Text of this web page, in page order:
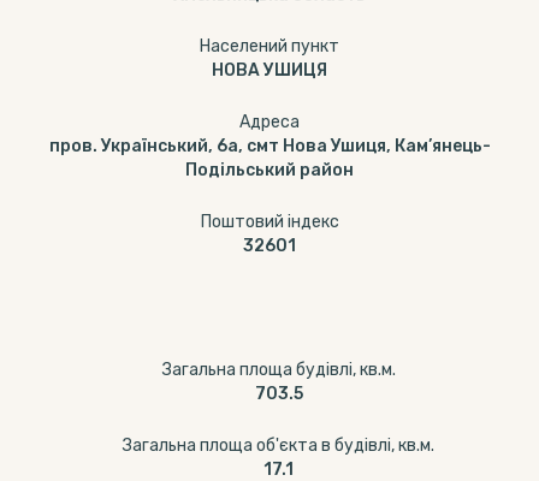
Населений пункт
НОВА УШИЦЯ
Адреса
пров. Український, 6а, смт Нова Ушиця, Кам’янець-
Подільський район
Поштовий індекс
32601
Загальна площа будівлі, кв.м.
703.5
Загальна площа об'єкта в будівлі, кв.м.
17.1